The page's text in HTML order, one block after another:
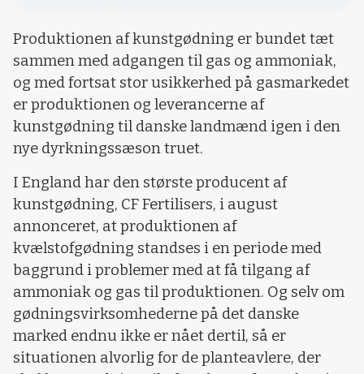
Produktionen af kunstgødning er bundet tæt
sammen med adgangen til gas og ammoniak,
og med fortsat stor usikkerhed på gasmarkedet
er produktionen og leverancerne af
kunstgødning til danske landmænd igen i den
nye dyrkningssæson truet.
I England har den største producent af
kunstgødning, CF Fertilisers, i august
annonceret, at produktionen af
kvælstofgødning standses i en periode med
baggrund i problemer med at få tilgang af
ammoniak og gas til produktionen. Og selv om
gødningsvirksomhederne på det danske
marked endnu ikke er nået dertil, så er
situationen alvorlig for de planteavlere, der